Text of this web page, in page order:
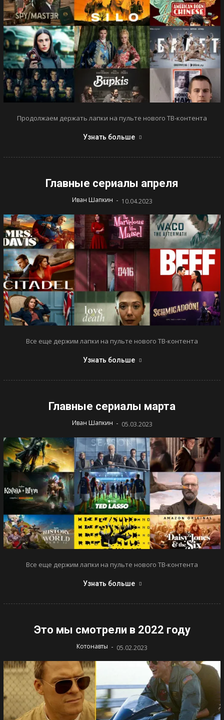
Продолжаем держать лапки на пульте нового ТВ-контента
Узнать больше
Главные сериалы апреля
Иван Шапкин - 10.04.2023
Все еще держим лапки на пульте нового ТВ-контента
Узнать больше
Главные сериалы марта
Иван Шапкин - 05.03.2023
Все еще держим лапки на пульте нового ТВ-контента
Узнать больше
Это мы смотрели в 2022 году
Котонавты - 05.02.2023